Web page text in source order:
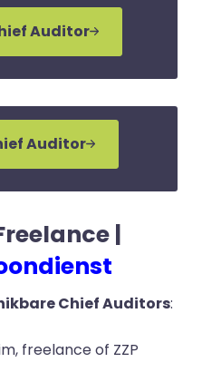
Auditor
Auditor
|
Chief Auditors:
freelance of ZZP